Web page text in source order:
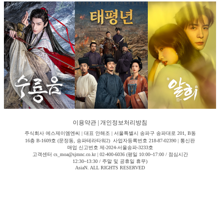
이용약관 개인정보처리방침
주식회사 에스제이엠엔씨 | 대표 안해조 | 서울특별시 송파구 송파대로 201, B동
16층 B-1609호 (문정동, 송파테라타워2) 사업자등록번호 218-87-02390 | 통신판
매업 신고번호 제-2024-서울송파-3233호
고객센터 cs_moa@sjmnc.co.kr | 02-400-6036 (평일 10:00~17:00 / 점심시간
12:30~13:30 / 주말 및 공휴일 휴무)
AsiaN. ALL RIGHTS RESERVED